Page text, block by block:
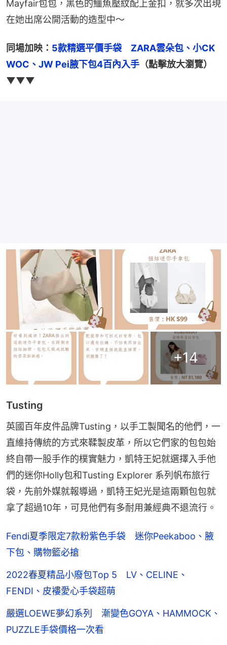
Mayfair包包，黑色的鱷魚壓紋配上金扣，就多次出現
在她出席公開活動的造型中～
同場加映： 5款精選平價手袋　ZARA雲朵包、小CK
WOC、JW Pei腋下包4百內入手 （點擊放大瀏覽）
▼▼▼
+14
Tusting
英國百年皮件品牌Tusting，以手工製聞名的他們，一
直維持傳統的方式來鞣製皮革，所以它們家的包包始
終自帶一股手作的樸實魅力，凱特王妃就選擇入手他
們的迷你Holly包和Tusting Explorer 系列帆布旅行
袋，先前外媒就報導過，凱特王妃光是這兩顆包包就
拿了超過10年，可見他們有多耐用兼經典不退流行。
Fendi夏季限定7款粉紫色手袋 迷你Peekaboo、腋
下包、購物籃必搶
2022春夏精品小廢包Top 5 LV、CELINE、
FENDI、皮褸愛心手袋超萌
嚴選LOEWE夢幻系列 漸變色GOYA、HAMMOCK、
PUZZLE手袋價格一次看